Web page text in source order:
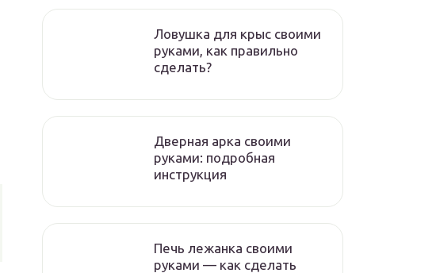
Ловушка для крыс своими
руками, как правильно
сделать?
Дверная арка своими
руками: подробная
инструкция
Печь лежанка своими
руками — как сделать